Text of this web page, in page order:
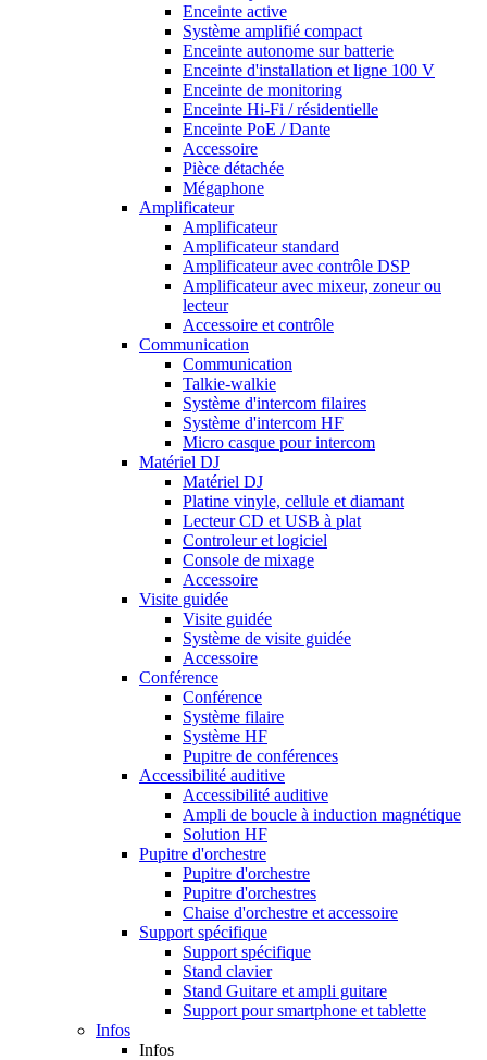
Enceinte active
Système amplifié compact
Enceinte autonome sur batterie
Enceinte d'installation et ligne 100 V
Enceinte de monitoring
Enceinte Hi-Fi / résidentielle
Enceinte PoE / Dante
Accessoire
Pièce détachée
Mégaphone
Amplificateur
Amplificateur
Amplificateur standard
Amplificateur avec contrôle DSP
Amplificateur avec mixeur, zoneur ou
lecteur
Accessoire et contrôle
Communication
Communication
Talkie-walkie
Système d'intercom filaires
Système d'intercom HF
Micro casque pour intercom
Matériel DJ
Matériel DJ
Platine vinyle, cellule et diamant
Lecteur CD et USB à plat
Controleur et logiciel
Console de mixage
Accessoire
Visite guidée
Visite guidée
Système de visite guidée
Accessoire
Conférence
Conférence
Système filaire
Système HF
Pupitre de conférences
Accessibilité auditive
Accessibilité auditive
Ampli de boucle à induction magnétique
Solution HF
Pupitre d'orchestre
Pupitre d'orchestre
Pupitre d'orchestres
Chaise d'orchestre et accessoire
Support spécifique
Support spécifique
Stand clavier
Stand Guitare et ampli guitare
Support pour smartphone et tablette
Infos
Infos